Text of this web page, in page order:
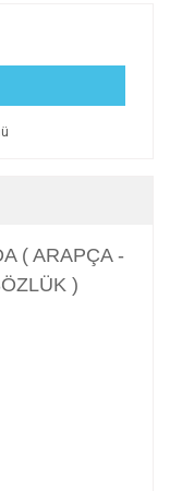
( ARAPÇA -
)